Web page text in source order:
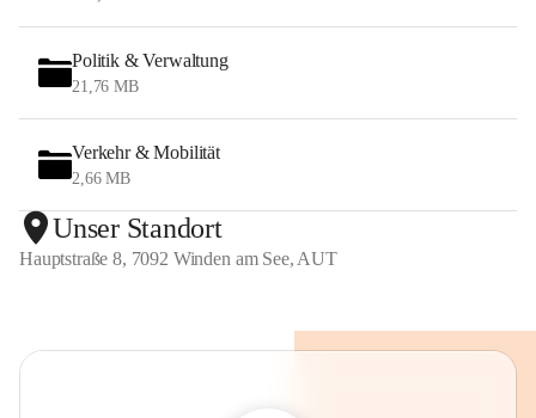
Politik & Verwaltung
21,76 MB
Verkehr & Mobilität
2,66 MB
Unser Standort
Hauptstraße 8, 7092 Winden am See, AUT